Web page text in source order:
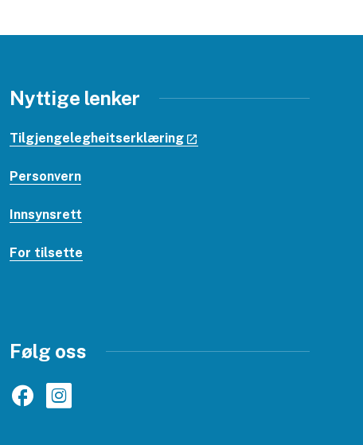
Nyttige lenker
Tilgjengelegheitserklæring
Personvern
Innsynsrett
For tilsette
Følg oss
FacebookInstagram